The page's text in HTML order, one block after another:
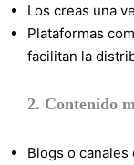
Los creas una
Plataformas
facilitan la
2. Contenido
Blogs o